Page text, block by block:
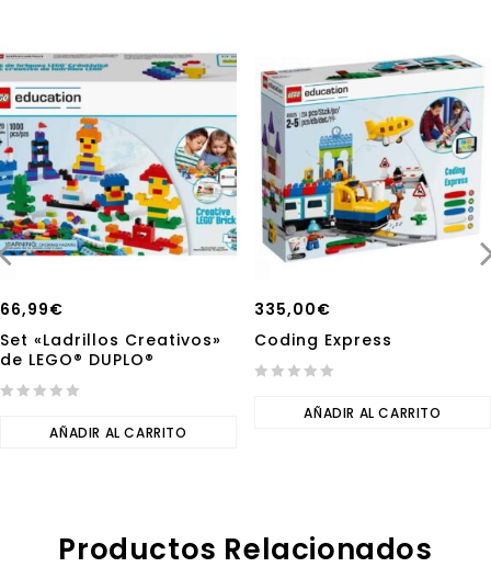
66,99€
Set «Ladrillos Creativos»
de LEGO® DUPLO®
AÑADIR AL CARRITO
335,00€
Coding Express
AÑADIR AL CARRITO
Productos Relacionados